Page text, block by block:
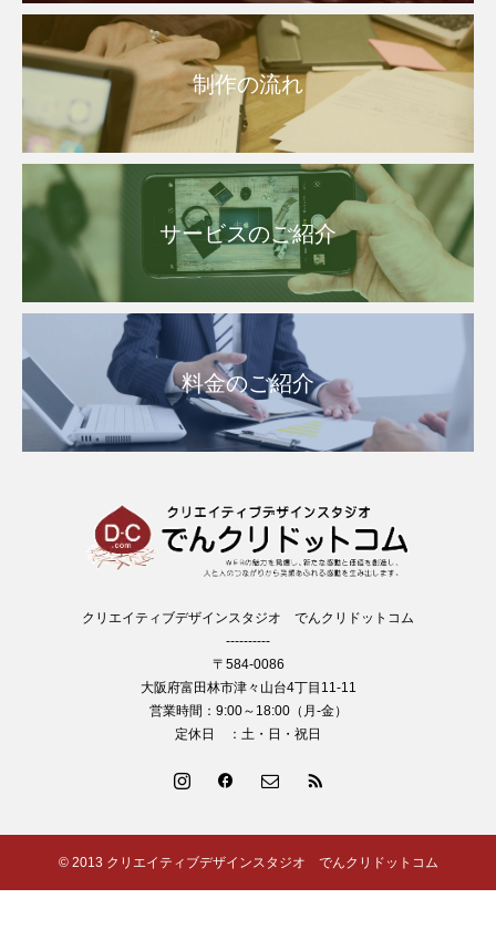
制作の流れ
サービスのご紹介
料金のご紹介
クリエイティブデザインスタジオ でんクリドットコム
----------
〒584-0086
大阪府富田林市津々山台4丁目11-11
営業時間：9:00～18:00（月-金）
定休日 ：土・日・祝日
© 2013 クリエイティブデザインスタジオ でんクリドットコム